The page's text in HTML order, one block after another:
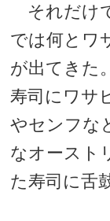
それだけ
では何とワ
が出てきた
寿司にワサ
やセンフな
なオースト
た寿司に舌